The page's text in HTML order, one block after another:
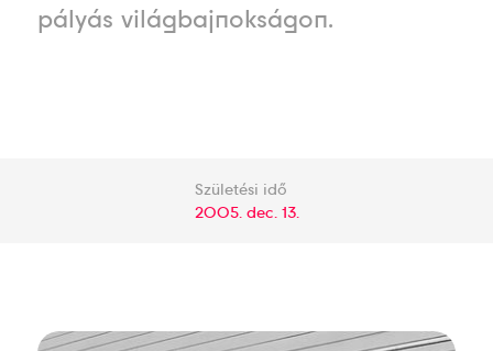
pályás világbajnokságon.
Születési idő
2005. dec. 13.